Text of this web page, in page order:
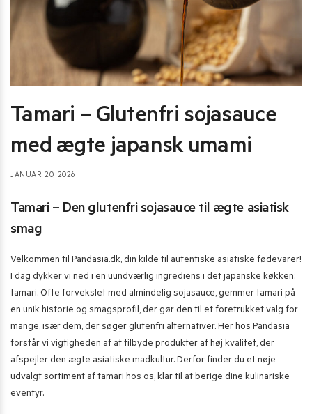
Tamari – Glutenfri sojasauce
med ægte japansk umami
JANUAR 20, 2026
Tamari – Den glutenfri sojasauce til ægte asiatisk
smag
Velkommen til Pandasia.dk, din kilde til autentiske asiatiske fødevarer!
I dag dykker vi ned i en uundværlig ingrediens i det japanske køkken:
tamari. Ofte forvekslet med almindelig sojasauce, gemmer tamari på
en unik historie og smagsprofil, der gør den til et foretrukket valg for
mange, især dem, der søger glutenfri alternativer. Her hos Pandasia
forstår vi vigtigheden af at tilbyde produkter af høj kvalitet, der
afspejler den ægte asiatiske madkultur. Derfor finder du et nøje
udvalgt sortiment af tamari hos os, klar til at berige dine kulinariske
eventyr.